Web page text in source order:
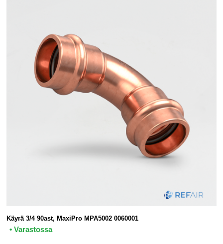
Käyrä 3/4 90ast, MaxiPro MPA5002 0060001
• Varastossa